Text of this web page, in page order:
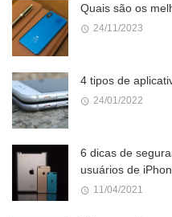
Quais são os
24/11/2023
4 tipos de
24/01/2022
6 dicas de
usuários de
11/04/2021